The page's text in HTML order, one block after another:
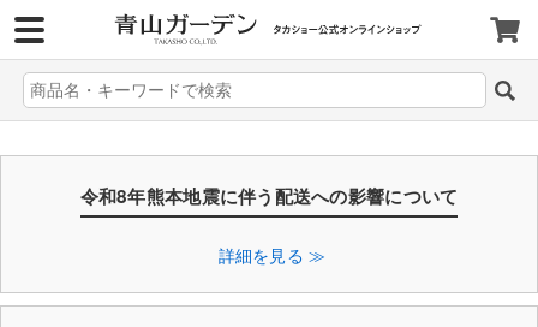
令和8年熊本地震に伴う配送への影響について
詳細を見る ≫